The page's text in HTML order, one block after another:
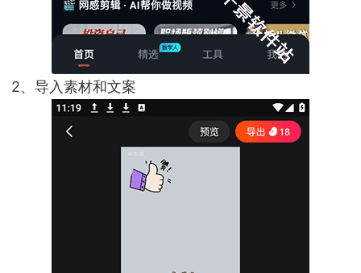
2、导入素材和文案